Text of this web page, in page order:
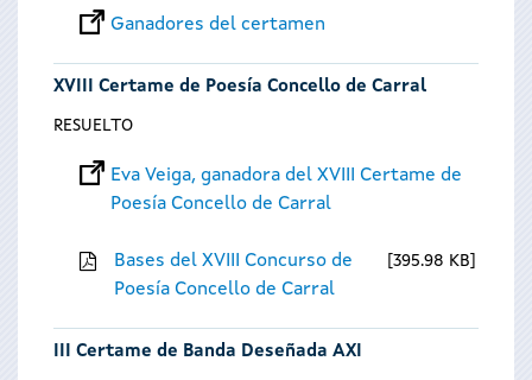
Ganadores del certamen
XVIII Certame de Poesía Concello de Carral
RESUELTO
Eva Veiga, ganadora del XVIII Certame de
Poesía Concello de Carral
Bases del XVIII Concurso de
Poesía Concello de Carral
395.98 KB
III Certame de Banda Deseñada AXI